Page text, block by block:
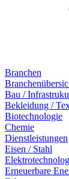
Branchen
Bau /
Bekleidung /
Biotechnologie
Chemie
Dienstleistungen
Eisen / Stahl
Erneuerbare